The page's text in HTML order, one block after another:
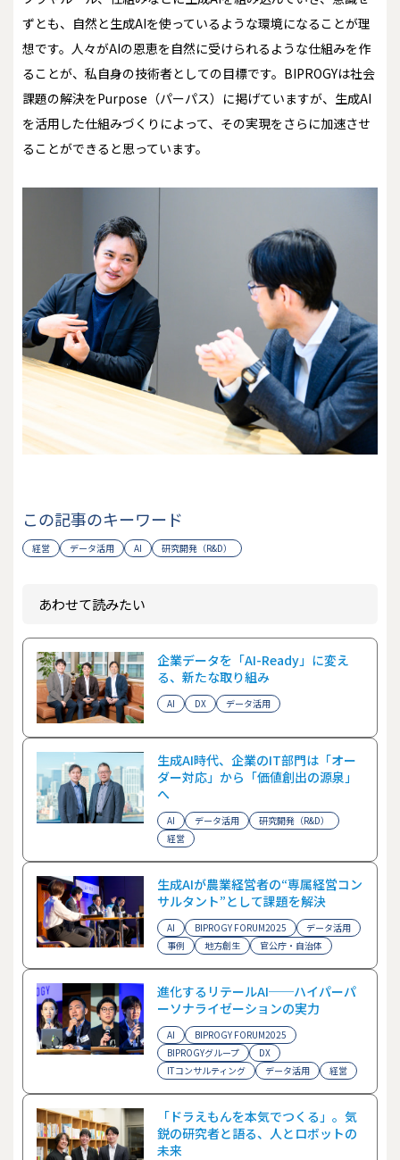
ずとも、自然と生成AIを使っているような環境になることが理
想です。人々がAIの恩恵を自然に受けられるような仕組みを作
ることが、私自身の技術者としての目標です。BIPROGYは社会
課題の解決をPurpose（パーパス）に掲げていますが、生成AI
を活用した仕組みづくりによって、その実現をさらに加速させ
ることができると思っています。
この記事のキーワード
経営 データ活用 AI 研究開発（R&D）
あわせて読みたい
企業データを「AI-Ready」に変え
る、新たな取り組み
AI DX データ活用
生成AI時代、企業のIT部門は「オー
ダー対応」から「価値創出の源泉」
へ
AI データ活用
研究開発（R&D）
経営
生成AIが農業経営者の“専属経営コン
サルタント”として課題を解決
AI BIPROGY FORUM2025
データ活用
事例
地方創生 官公庁・自治体
進化するリテールAI──ハイパーパ
ーソナライゼーションの実力
AI
BIPROGY FORUM2025
BIPROGYグループ
DX
ITコンサルティング
データ活用 経営
「ドラえもんを本気でつくる」。気
鋭の研究者と語る、人とロボットの
未来